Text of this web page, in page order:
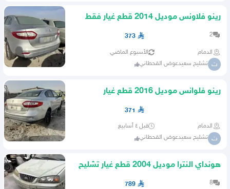
رينو فلاونس موديل 2014 قطع غيار فقط
2
373
الدمام الأسبوع الماضي
ت تشليح سعيدعوض القحطاني
رينو فلوانس موديل 2016 قطع غيار
371
الدمام قبل ٤ أسابيع
ت تشليح سعيدعوض القحطاني
هونداي النترا موديل 2004 قطع غيار تشليح
فقط
8
789